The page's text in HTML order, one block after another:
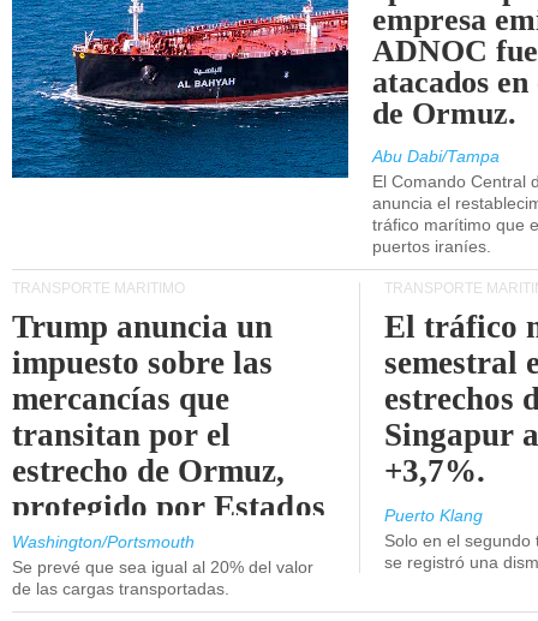
empresa
ADNOC
atacados
de Ormuz.
Abu Dabi/Tampa
El Comando Central
anuncia el
tráfico marítimo que
puertos iraníes.
TRANSPORTE MARÍTIMO
Trump anuncia un
impuesto sobre las
mercancías que
transitan por el
estrecho de Ormuz,
protegido por Estados
Unidos.
Washington/Portsmouth
Se prevé que sea igual al 20% del valor
de las cargas transportadas.
TRANSPORTE
El tráfico
semestral
estrechos
Singapur
+3,7%.
Puerto Klang
Solo en el
se registró una